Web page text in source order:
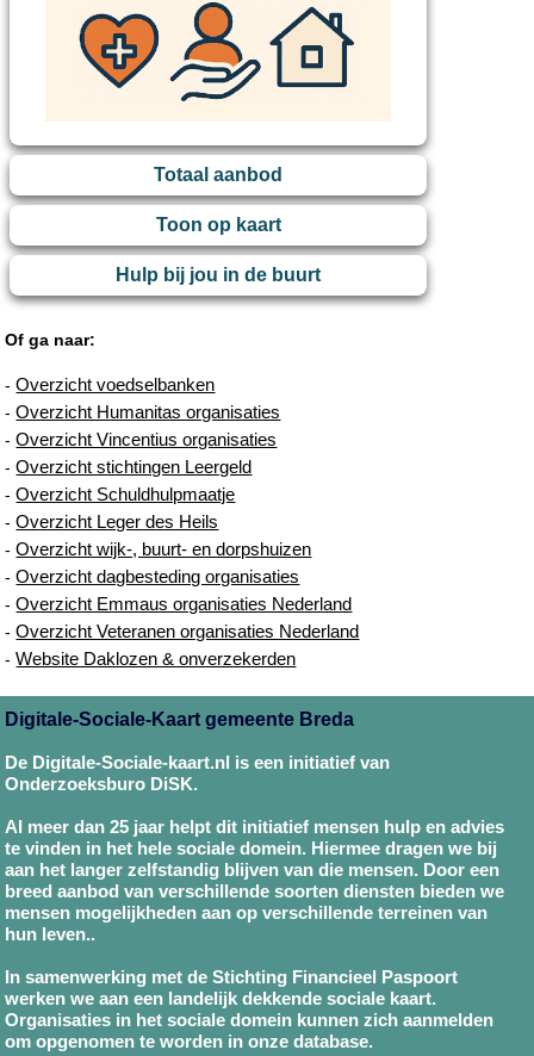
Totaal aanbod
Toon op kaart
Hulp bij jou in de buurt
Of ga naar:
-Overzicht voedselbanken
-Overzicht Humanitas organisaties
-Overzicht Vincentius organisaties
-Overzicht stichtingen Leergeld
-Overzicht Schuldhulpmaatje
-Overzicht Leger des Heils
-Overzicht wijk-, buurt- en dorpshuizen
-Overzicht dagbesteding organisaties
-Overzicht Emmaus organisaties Nederland
-Overzicht Veteranen organisaties Nederland
-Website Daklozen & onverzekerden
Digitale-Sociale-Kaart gemeente Breda
De Digitale-Sociale-kaart.nl is een initiatief van
Onderzoeksburo DiSK.
Al meer dan 25 jaar helpt dit initiatief mensen hulp en advies
te vinden in het hele sociale domein. Hiermee dragen we bij
aan het langer zelfstandig blijven van die mensen. Door een
breed aanbod van verschillende soorten diensten bieden we
mensen mogelijkheden aan op verschillende terreinen van
hun leven..
In samenwerking met de Stichting Financieel Paspoort
werken we aan een landelijk dekkende sociale kaart.
Organisaties in het sociale domein kunnen zich aanmelden
om opgenomen te worden in onze database.